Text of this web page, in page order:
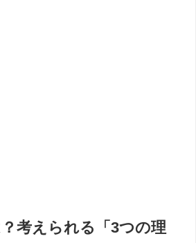
考えられる「3つの理